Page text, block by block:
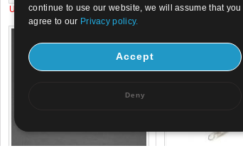
US$ 0.02 US$ 0.82
continue to use our website, we will assume that you
agree to our Privacy policy.
Accept
Deny